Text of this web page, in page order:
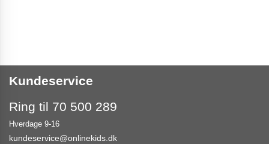
Kundeservice
Ring til 70 500 289
Hverdage 9-16
kundeservice@onlinekids.dk